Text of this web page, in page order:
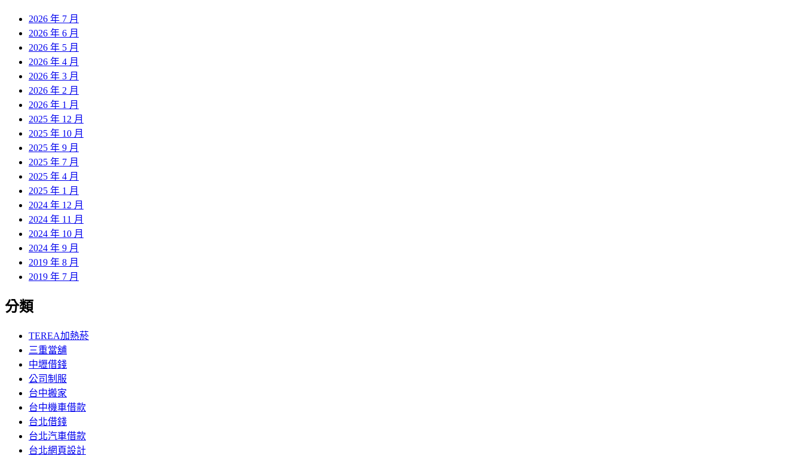
2026 年 7 月
2026 年 6 月
2026 年 5 月
2026 年 4 月
2026 年 3 月
2026 年 2 月
2026 年 1 月
2025 年 12 月
2025 年 10 月
2025 年 9 月
2025 年 7 月
2025 年 4 月
2025 年 1 月
2024 年 12 月
2024 年 11 月
2024 年 10 月
2024 年 9 月
2019 年 8 月
2019 年 7 月
分類
TEREA加熱菸
三重當舖
中壢借錢
公司制服
台中搬家
台中機車借款
台北借錢
台北汽車借款
台北網頁設計